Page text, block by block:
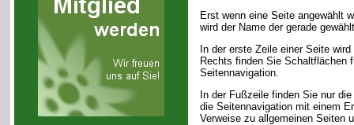
Erst wenn eine Seite angewählt
wird der Name der gerade
In der erste Zeile einer Seite
Rechts finden Sie Schaltflächen
Seitennavigation.
In der Fußzeile finden Sie nur
die Seitennavigation mit einem
Verweise zu allgemeinen Seiten